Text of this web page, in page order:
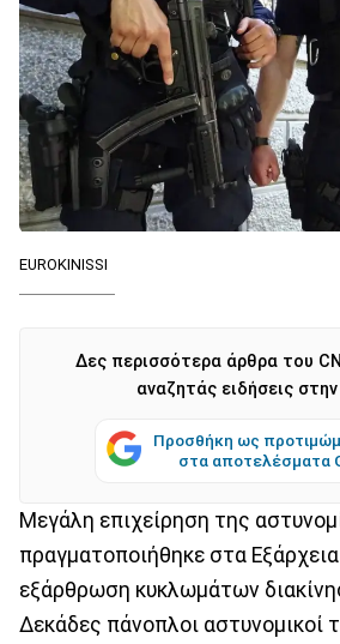
EUROKINISSI
Δες περισσότερα άρθρα του
αναζητάς ειδήσεις
Προσθήκη ως
στα αποτελέσματα
Μεγάλη επιχείρηση της
πραγματοποιήθηκε στα
εξάρθρωση κυκλωμάτων
Δεκάδες πάνοπλοι αστυνομικοί